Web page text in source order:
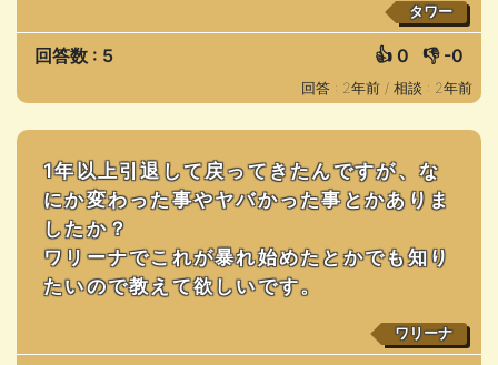
タワー
回答数 : 5 👍 0 👎 -0
回答 : 2年前 / 相談 : 2年前
1年以上引退して戻ってきたんですが、な
にか変わった事やヤバかった事とかありま
したか？
ワリーナでこれが暴れ始めたとかでも知り
たいので教えて欲しいです。
ワリーナ